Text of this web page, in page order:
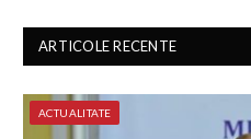
ARTICOLE RECENTE
ACTUALITATE